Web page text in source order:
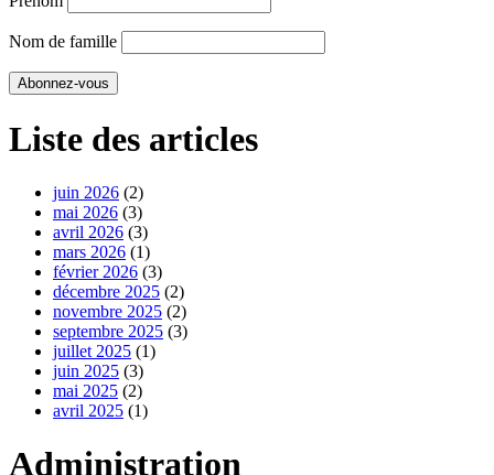
Nom de famille
Liste des articles
juin 2026 (2)
mai 2026 (3)
avril 2026 (3)
mars 2026 (1)
février 2026 (3)
décembre 2025 (2)
novembre 2025 (2)
septembre 2025 (3)
juillet 2025 (1)
juin 2025 (3)
mai 2025 (2)
avril 2025 (1)
Administration